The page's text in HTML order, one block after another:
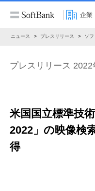
企業
ニュース プレスリリース ソ
プレスリリース 2022
米国国立標準技
2022」の映像検
得